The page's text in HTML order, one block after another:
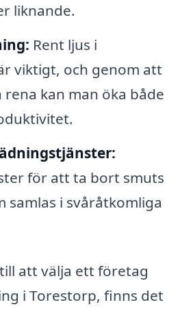
liknande.
Rent ljus i
viktigt, och genom att
kan man öka både
för att ta bort smuts
samlas i svåråtkomliga
att välja ett företag
i Torestorp, finns det